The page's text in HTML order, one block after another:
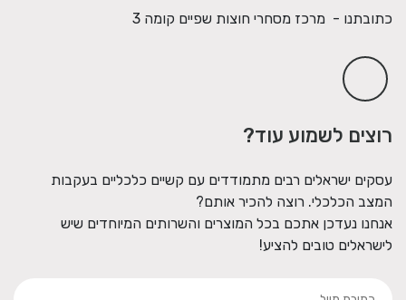
כתובתנו - מרכז מסחרי חוצות שפיים קומה 3
רוצים לשמוע עוד?
עסקים ישראלים רבים מתמודדים עם קשיים כלכליים בעקבות
המצב הכלכלי. רוצה להכיר אותם?
אנחנו נעדכן אתכם בכל המוצרים והשרותים המיוחדים שיש
לישראלים טובים להציע!